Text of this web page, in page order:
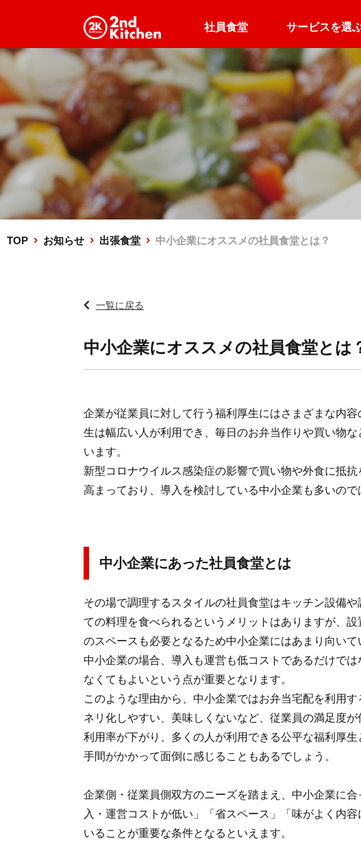
社員食堂 サービスを選
企業向け
500円出張食堂
企業・高齢者施設向け
食堂運営
企業向
オフィス
TOP お知らせ 出張食堂 中小企業にオススメの社員食堂とは？
一覧に戻る
中小企業にオススメの社員食堂とは
企業が従業員に対して行う福利厚生にはさまざまな内
生は幅広い人が利用でき、毎日のお弁当作りや買い物
います。
新型コロナウイルス感染症の影響で買い物や外食に抵
高まっており、導入を検討している中小企業も多いので
中小企業にあった社員食堂とは
その場で調理するスタイルの社員食堂はキッチン設備
ての料理を食べられるというメリットはありますが、
のスペースも必要となるため中小企業にはあまり向いて
中小企業の場合、導入も運営も低コストであるだけで
なくてもよいという点が重要となります。
このような理由から、中小企業ではお弁当宅配を利用
ネリ化しやすい、美味しくないなど、従業員の満足度
利用率が下がり、多くの人が利用できる公平な福利厚
手間がかかって面倒に感じることもあるでしょう。
企業側・従業員側双方のニーズを踏まえ、中小企業に
入・運営コストが低い」「省スペース」「味がよく内
いることが重要な条件となるといえます。